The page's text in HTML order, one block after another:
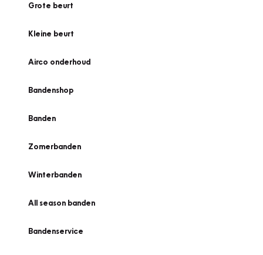
Grote beurt
Kleine beurt
Airco onderhoud
Bandenshop
Banden
Zomerbanden
Winterbanden
All season banden
Bandenservice